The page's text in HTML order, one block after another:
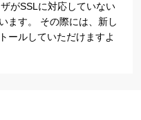
がSSLに対応していない
ます。 その際には、新し
ールしていただけますよ